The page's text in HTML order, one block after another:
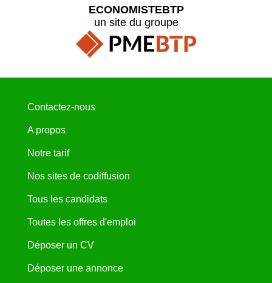
ECONOMISTEBTP
un site du groupe
Contactez-nous
A propos
Notre tarif
Nos sites de codiffusion
Tous les candidats
Toutes les offres d'emploi
Déposer un CV
Déposer une annonce